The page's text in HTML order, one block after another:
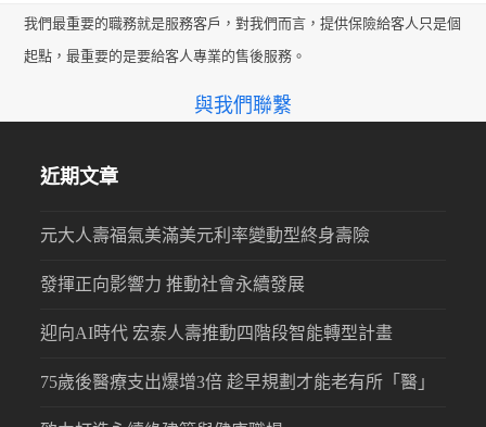
post:
post:
我們最重要的職務就是服務客戶，對我們而言，提供保險給客人只是個
起點，最重要的是要給客人專業的售後服務。
與我們聯繫
近期文章
元大人壽福氣美滿美元利率變動型終身壽險
發揮正向影響力 推動社會永續發展
迎向AI時代 宏泰人壽推動四階段智能轉型計畫
75歲後醫療支出爆增3倍 趁早規劃才能老有所「醫」